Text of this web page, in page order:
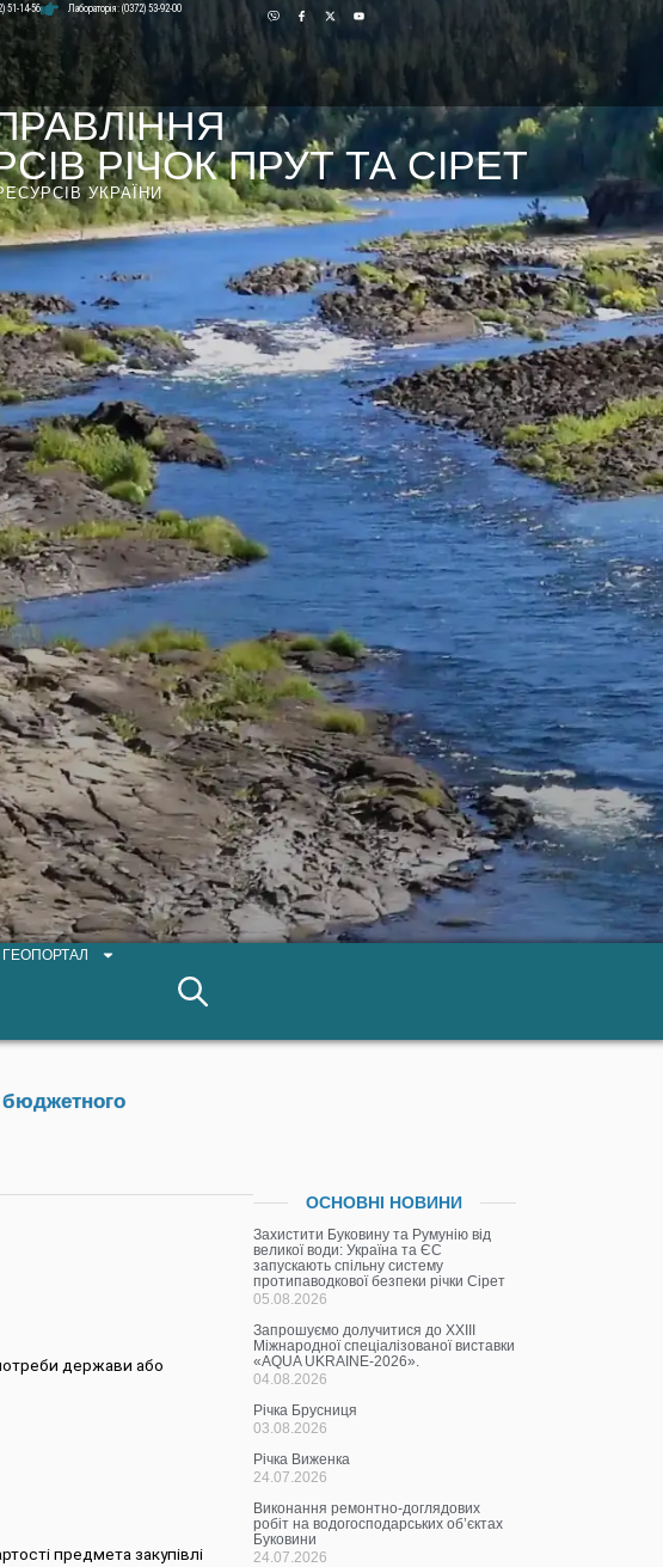
Лабораторія: (0372) 53-92-00
51-14-56
РІЧОК ПРУТ ТА СІРЕТ
УКРАЇНИ
ГЕОПОРТАЛ
бюджетного
потреби держави або
предмета закупівлі
ОСНОВНІ НОВИНИ
Захистити Буковину та Румунію від
великої води: Україна та ЄС
запускають спільну систему
протипаводкової безпеки річки Сірет
05.08.2026
Запрошуємо долучитися до ХХІІІ
Міжнародної спеціалізованої виставки
«AQUA UKRAINE-2026».
04.08.2026
Річка Брусниця
03.08.2026
Річка Виженка
24.07.2026
Виконання ремонтно-доглядових
робіт на водогосподарських об’єктах
Буковини
24.07.2026